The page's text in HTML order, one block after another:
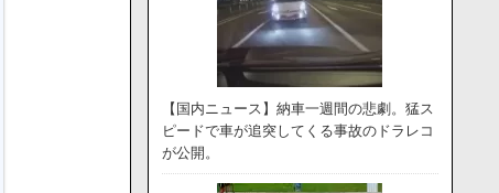
【国内ニュース】納車一週間の悲劇。猛ス
ピードで車が追突してくる事故のドラレコ
が公開。